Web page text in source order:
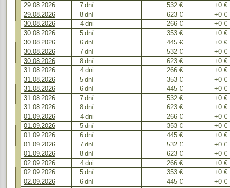
29.08.2026
7 dní 532 €
+0 €
29.08.2026
8 dní 623 €
+0 €
30.08.2026
4 dni 266 €
+0 €
30.08.2026
5 dní 353 €
+0 €
30.08.2026
6 dní 445 €
+0 €
30.08.2026
7 dní 532 €
+0 €
30.08.2026
8 dní 623 €
+0 €
31.08.2026
4 dni 266 €
+0 €
31.08.2026
5 dní 353 €
+0 €
31.08.2026
6 dní 445 €
+0 €
31.08.2026
7 dní 532 €
+0 €
31.08.2026
8 dní 623 €
+0 €
01.09.2026
4 dni 266 €
+0 €
01.09.2026
5 dní 353 €
+0 €
01.09.2026
6 dní 445 €
+0 €
01.09.2026
7 dní 532 €
+0 €
01.09.2026
8 dní 623 €
+0 €
02.09.2026
4 dni 266 €
+0 €
02.09.2026
5 dní 353 €
+0 €
02.09.2026
6 dní 445 €
+0 €